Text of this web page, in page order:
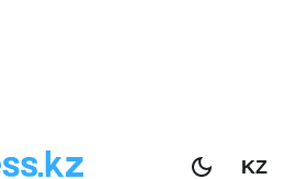
KZ